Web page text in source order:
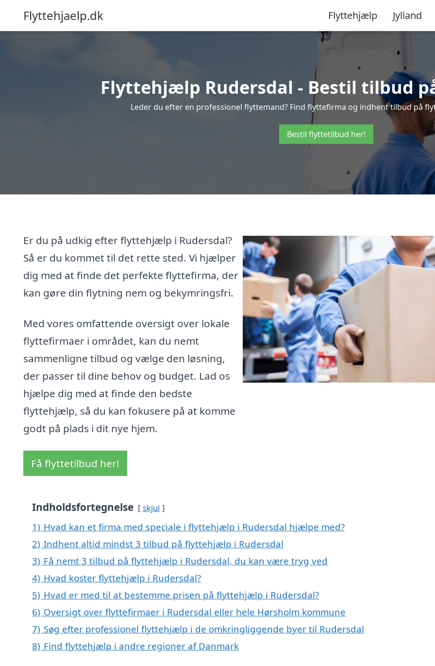
Flyttehjaelp.dk Flyttehjælp Jylland
Flyttehjælp Rudersdal - Bestil tilbud
Leder du efter en professionel flyttemand? Find flyttefirma og indhent tilbud på
Bestil flyttetilbud her!
Er du på udkig efter flyttehjælp i Rudersdal?
Så er du kommet til det rette sted. Vi hjælper
dig med at finde det perfekte flyttefirma, der
kan gøre din flytning nem og bekymringsfri.
Med vores omfattende oversigt over lokale
flyttefirmaer i området, kan du nemt
sammenligne tilbud og vælge den løsning,
der passer til dine behov og budget. Lad os
hjælpe dig med at finde den bedste
flyttehjælp, så du kan fokusere på at komme
godt på plads i dit nye hjem.
Få flyttetilbud her!
Indholdsfortegnelse skjul
1) Hvad kan et firma med speciale i flyttehjælp i Rudersdal hjælpe med?
2) Indhent altid mindst 3 tilbud på flyttehjælp i Rudersdal
3) Få nemt 3 tilbud på flyttehjælp i Rudersdal, du kan være tryg ved
4) Hvad koster flyttehjælp i Rudersdal?
5) Hvad er med til at bestemme prisen på flyttehjælp i Rudersdal?
6) Oversigt over flyttefirmaer i Rudersdal eller hele Hørsholm kommune
7) Søg efter professionel flyttehjælp i de omkringliggende byer til Rudersdal
8) Find flyttehjælp i andre regioner af Danmark